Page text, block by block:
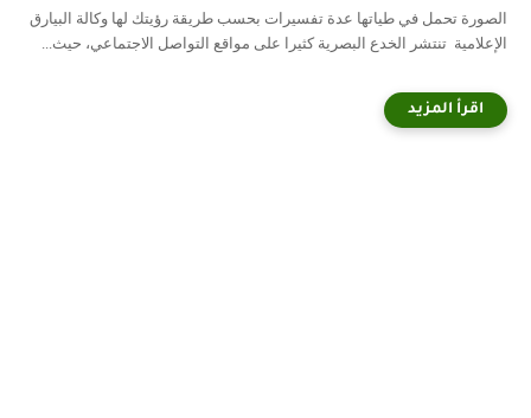
الصورة تحمل في طياتها عدة تفسيرات بحسب طريقة رؤيتك لها وكالة البيارق
الإعلامية تنتشر الخدع البصرية كثيرا على مواقع التواصل الاجتماعي، حيث...